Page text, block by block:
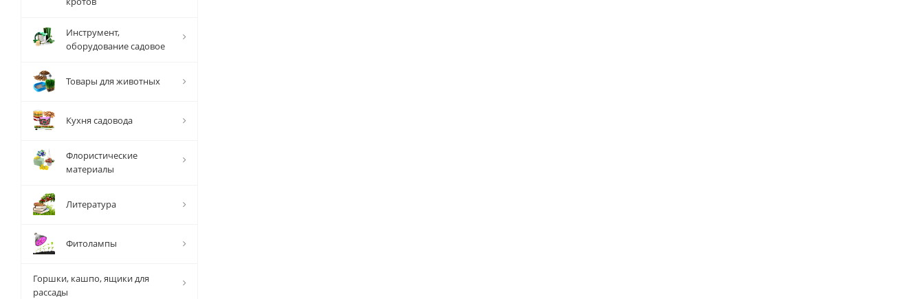
Инструмент,
оборудование садовое
Товары для животных
Кухня садовода
Флористические
материалы
Литература
Фитолампы
Горшки, кашпо, ящики для
рассады